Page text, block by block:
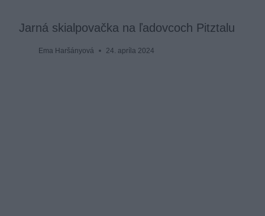
Jarná skialpovačka na ľadovcoch Pitztalu
Ema Haršányová 24. apríla 2024